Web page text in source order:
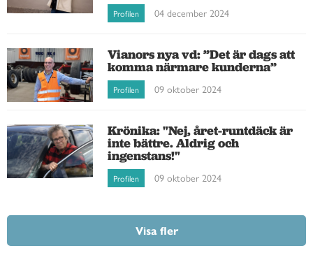
Profilen 04 december 2024
Vianors nya vd: ”Det är dags att
komma närmare kunderna”
Profilen 09 oktober 2024
Krönika: "Nej, året-runtdäck är
inte bättre. Aldrig och
ingenstans!"
Profilen 09 oktober 2024
Visa fler